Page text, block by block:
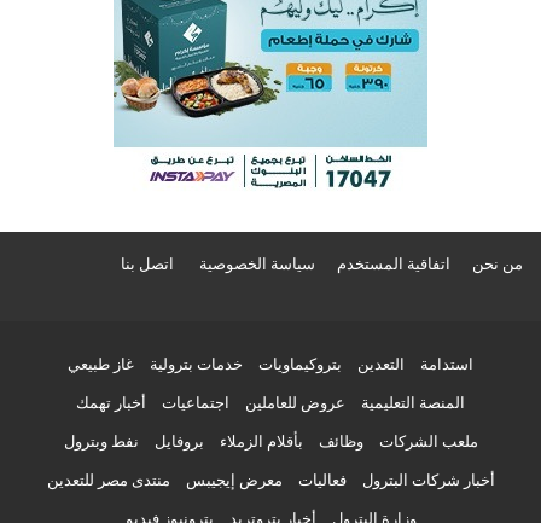
من نحن اتفاقية المستخدم سياسة الخصوصية اتصل بنا
استدامة التعدين بتروكيماويات خدمات بترولية غاز طبيعي
المنصة التعليمية عروض للعاملين اجتماعيات أخبار تهمك
ملعب الشركات وظائف بأقلام الزملاء بروفايل نفط وبترول
أخبار شركات البترول فعاليات معرض إيجيبس منتدى مصر للتعدين
وزارة البترول أخبار بتروتريد بترونيوز فيديو